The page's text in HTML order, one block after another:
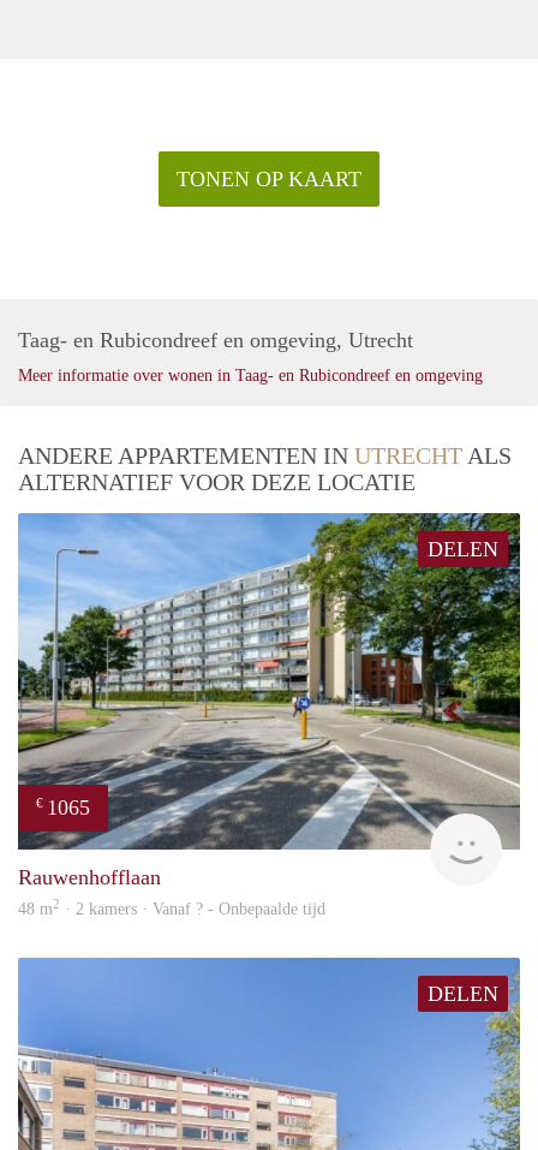
TONEN OP KAART
Taag- en Rubicondreef en omgeving, Utrecht
Meer informatie over wonen in Taag- en Rubicondreef en omgeving
ANDERE APPARTEMENTEN IN UTRECHT ALS
ALTERNATIEF VOOR DEZE LOCATIE
DELEN
€ 1065
rent
Rauwenhofflaan
48 m2 · 2 kamers · Vanaf ? - Onbepaalde tijd
DELEN